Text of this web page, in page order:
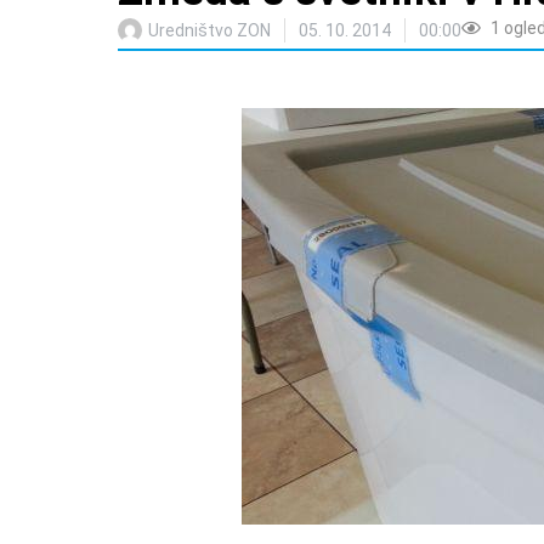
Uredništvo ZON 05. 10. 2014 00:00 1